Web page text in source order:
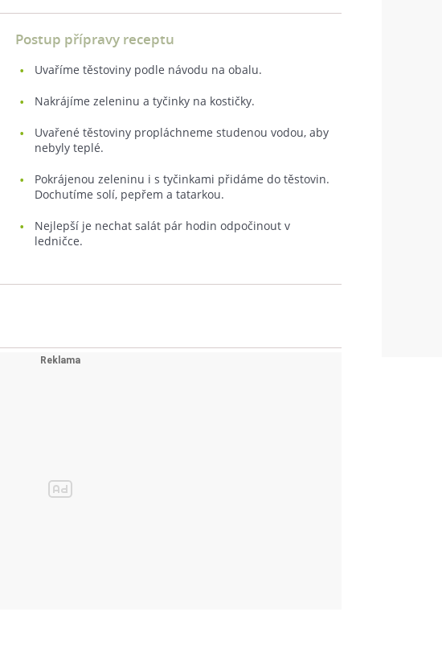
Postup přípravy receptu
Uvaříme těstoviny podle návodu na obalu.
Nakrájíme zeleninu a tyčinky na kostičky.
Uvařené těstoviny propláchneme studenou vodou, aby
nebyly teplé.
Pokrájenou zeleninu i s tyčinkami přidáme do těstovin.
Dochutíme solí, pepřem a tatarkou.
Nejlepší je nechat salát pár hodin odpočinout v
ledničce.